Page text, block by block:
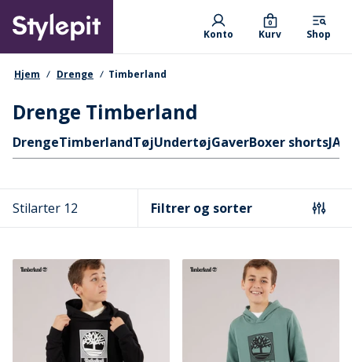
main
content
Primary departments
Konto Kurv
0
Shop
navigationssti
Hjem Drenge Timberland
Drenge Timberland
Hurtige links
DrengeTimberlandTøjUndertøjGaverBoxer shorts
Stilarter 12 Filtrer og sorter